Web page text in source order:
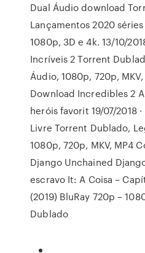
Dual Áudio download
Lançamentos 2020
1080p, 3D e 4k. 13/10/
Incríveis 2 Torrent
Áudio, 1080p, 720p,
Download Incredibles 2
heróis favorit 19/07/2018
Livre Torrent Dublado,
1080p, 720p, MKV, MP4
Django Unchained
escravo It: A Coisa –
(2019) BluRay 720p –
Dublado